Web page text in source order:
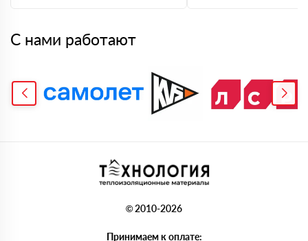
С нами работают
© 2010-2026
Принимаем к оплате: